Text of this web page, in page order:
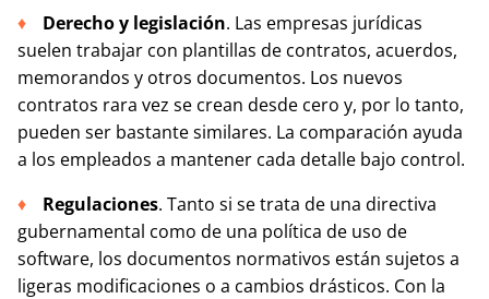
Derecho y legislación. Las empresas jurídicas
suelen trabajar con plantillas de contratos, acuerdos,
memorandos y otros documentos. Los nuevos
contratos rara vez se crean desde cero y, por lo tanto,
pueden ser bastante similares. La comparación ayuda
a los empleados a mantener cada detalle bajo control.
Regulaciones. Tanto si se trata de una directiva
gubernamental como de una política de uso de
software, los documentos normativos están sujetos a
ligeras modificaciones o a cambios drásticos. Con la